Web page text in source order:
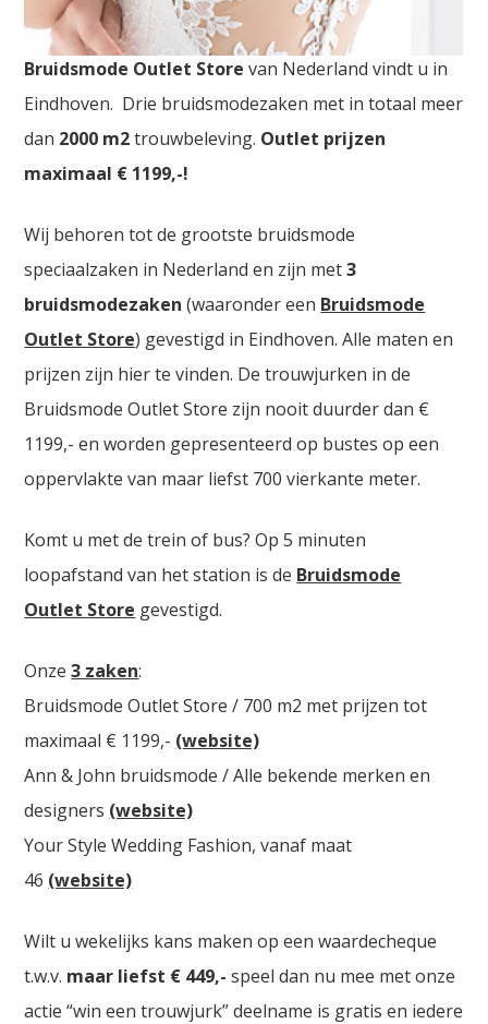
Bruidsmode Outlet Waregem. De
grootste
Bruidsmode Outlet Store van Nederland vindt u in
Eindhoven. Drie bruidsmodezaken met in totaal meer
dan 2000 m2trouwbeleving. Outlet prijzen
maximaal € 1199,-!
Wij behoren tot de grootste bruidsmode
speciaalzaken in Nederland en zijn met3
bruidsmodezaken (waaronder een Bruidsmode
Outlet Store) gevestigd in Eindhoven. Alle maten en
prijzen zijn hier te vinden. De trouwjurken in de
Bruidsmode Outlet Store zijn nooit duurder dan €
1199,- en worden gepresenteerd op bustes op een
oppervlakte van maar liefst 700 vierkante meter.
Komt u met de trein of bus? Op 5 minuten
loopafstand van het station is de Bruidsmode
Outlet Store gevestigd.
Onze3 zaken:
Bruidsmode Outlet Store / 700 m2 met prijzen tot
maximaal € 1199,- (website)
Ann & John bruidsmode / Alle bekende merken en
designers (website)
Your Style Wedding Fashion, vanaf maat
46 (website)
Wilt u wekelijks kans maken op een waardecheque
t.w.v. maar liefst € 449,- speel dan nu mee met onze
actie “win een trouwjurk” deelname is gratis en iedere